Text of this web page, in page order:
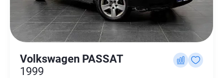
Volkswagen PASSAT
1999